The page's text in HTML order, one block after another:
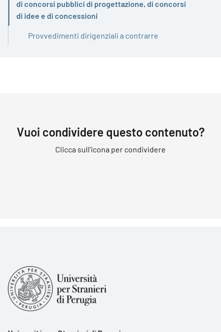
di concorsi pubblici di progettazione, di concorsi
di idee e di concessioni
Attivo
Provvedimenti dirigenziali a contrarre
Vuoi condividere questo contenuto?
Clicca sull'icona per condividere